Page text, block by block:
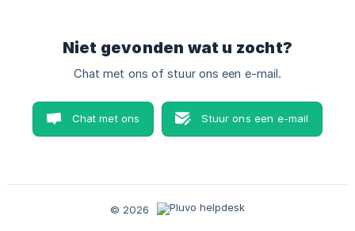
Niet gevonden wat u zocht?
Chat met ons of stuur ons een e-mail.
Chat met ons Stuur ons een e-mail
© 2026